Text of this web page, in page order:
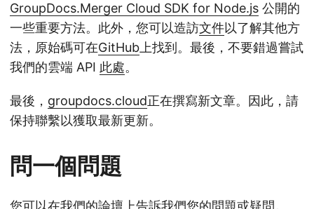
GroupDocs.Merger Cloud SDK for Node.js 公開的
一些重要方法。此外，您可以造訪文件以了解其他方
法，原始碼可在GitHub上找到。最後，不要錯過嘗試
我們的雲端 API 此處。
最後， groupdocs.cloud正在撰寫新文章。因此，請
保持聯繫以獲取最新更新。
問一個問題